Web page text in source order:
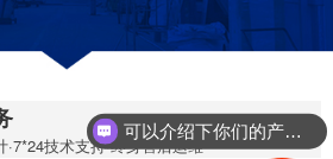
技术支持·终身售后运维
可以介绍下你们的产品么？